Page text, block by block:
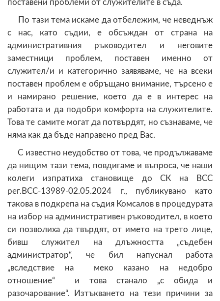
поставени проблеми от служителите в съда.
По тази тема искаме да отбележим, че неведнъж
с нас, като съдии, е обсъждан от страна на
административния ръководител и неговите
заместници проблем, поставен именно от
служител/и и категорично заявяваме, че на всеки
поставен проблем е обръщано внимание, търсено е
и намирано решение, което да е в интерес на
работата и да подобри комфорта на служителите.
Това те самите могат да потвърдят, но съзнаваме, че
няма как да бъде направено пред Вас.
С известно неудобство от това, че продължаваме
да нищим тази тема, повдигаме и въпроса, че наши
колеги изпратиха становище до СК на ВСС
рег.ВСС-13989-02.05.2024 г., публикувано като
такова в подкрепа на съдия Комсалов в процедурата
на избор на административен ръководител, в което
си позволиха да твърдят, от името на трето лице,
бивш служител на длъжността „съдебен
администратор“, че бил напуснал работа
„вследствие на меко казано на недобро
отношение“ и това станало „с обида и
разочарование“. Изтъкването на тези причини за